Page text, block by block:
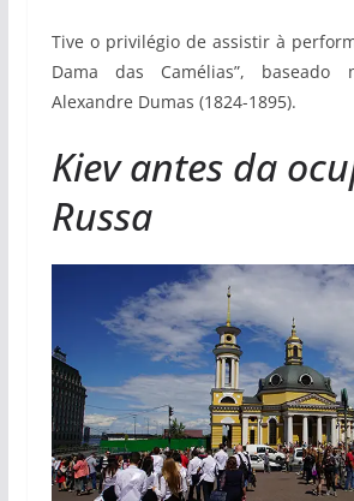
Tive o privilégio de assistir à
Dama das Camélias”,
Alexandre Dumas (1824-1895).
Kiev antes da
Russa